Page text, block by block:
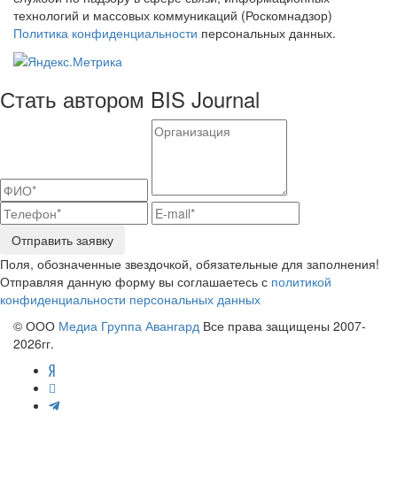
технологий и массовых коммуникаций (Роскомнадзор)
Политика конфиденциальности персональных данных.
Стать автором BIS Journal
Отправить заявку
Поля, обозначенные звездочкой, обязательные для заполнения!
Отправляя данную форму вы соглашаетесь с политикой
конфиденциальности персональных данных
© ООО Медиа Группа Авангард Все права защищены 2007-
2026гг.